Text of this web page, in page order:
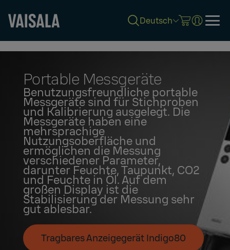
content
Deutsch
Portable Messgeräte
Benutzungsfreundliche portable
Messgeräte sind für Stichproben
und Kalibrierung ausgelegt. Die
Messgeräte haben eine
mehrsprachige
Nutzungsoberfläche und
ermöglichen die Messung
verschiedener Parameter,
darunter Feuchte, Taupunkt, CO2
und Feuchte in Öl. Auf dem
großen Display ist die
Stabilisierung der Messung sehr
gut ablesbar.
Tragbares Anzeigegerät Indigo80